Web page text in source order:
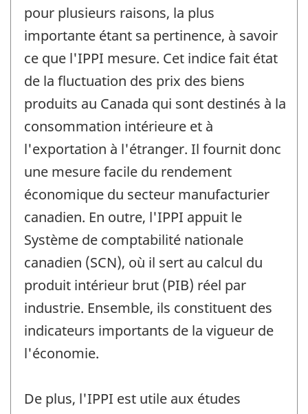
pour plusieurs raisons, la plus
importante étant sa pertinence, à savoir
ce que l'IPPI mesure. Cet indice fait état
de la fluctuation des prix des biens
produits au Canada qui sont destinés à la
consommation intérieure et à
l'exportation à l'étranger. Il fournit donc
une mesure facile du rendement
économique du secteur manufacturier
canadien. En outre, l'IPPI appuit le
Système de comptabilité nationale
canadien (SCN), où il sert au calcul du
produit intérieur brut (PIB) réel par
industrie. Ensemble, ils constituent des
indicateurs importants de la vigueur de
l'économie.
De plus, l'IPPI est utile aux études